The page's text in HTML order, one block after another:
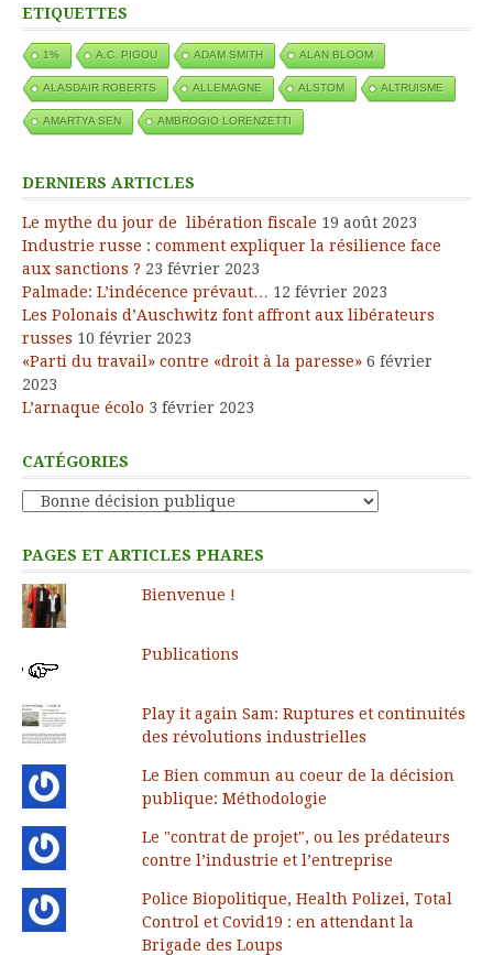
ETIQUETTES
1% A.C. PIGOU ADAM SMITH ALAN BLOOM
ALASDAIR ROBERTS ALLEMAGNE ALSTOM ALTRUISME
AMARTYA SEN AMBROGIO LORENZETTI
DERNIERS ARTICLES
Le mythe du jour de libération fiscale 19 août 2023
Industrie russe : comment expliquer la résilience face
aux sanctions ? 23 février 2023
Palmade: L’indécence prévaut… 12 février 2023
Les Polonais d’Auschwitz font affront aux libérateurs
russes 10 février 2023
«Parti du travail» contre «droit à la paresse» 6 février
2023
L’arnaque écolo 3 février 2023
CATÉGORIES
Catégories
PAGES ET ARTICLES PHARES
Bienvenue !
Publications
Play it again Sam: Ruptures et continuités
des révolutions industrielles
Le Bien commun au coeur de la décision
publique: Méthodologie
Le "contrat de projet", ou les prédateurs
contre l’industrie et l’entreprise
Police Biopolitique, Health Polizei, Total
Control et Covid19 : en attendant la
Brigade des Loups